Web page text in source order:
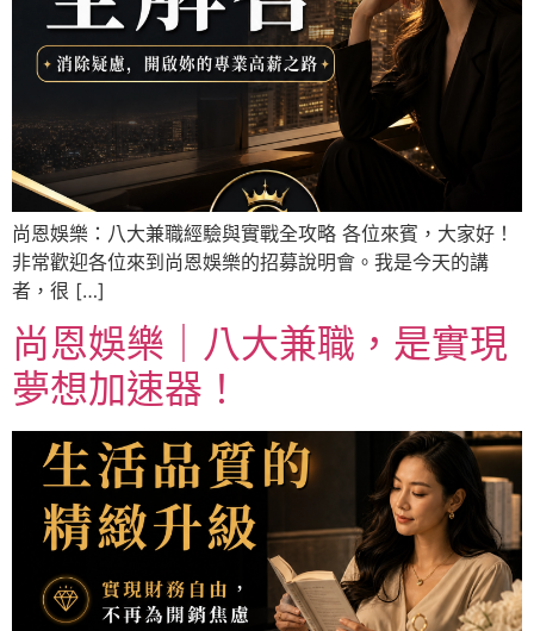
尚恩娛樂：八大兼職經驗與實戰全攻略 各位來賓，大家好！
非常歡迎各位來到尚恩娛樂的招募說明會。我是今天的講
者，很 […]
尚恩娛樂｜八大兼職，是實現
夢想加速器！